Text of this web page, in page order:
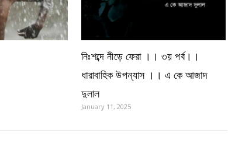
নিঃশব্দে নীড়ে ফেরা ।। ৩য় পর্ব।।
ধারাবাহিক উপন্যাস ।। এ কে আজাদ
দুলাল
January 11, 2025